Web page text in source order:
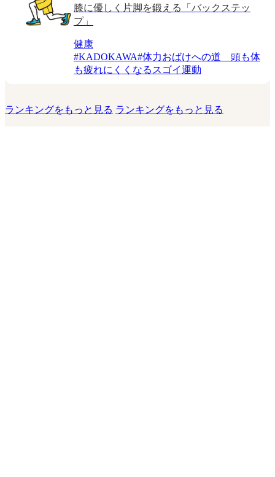
膝に優しく片脚を鍛える「バックステッ
プ」
健康
#KADOKAWA#体力おばけへの道 頭も体
も疲れにくくなるスゴイ運動
ランキングをもっと見る ランキングをもっと見る